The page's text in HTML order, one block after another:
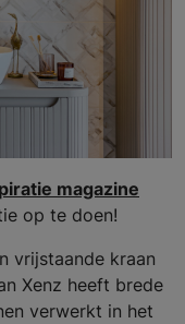
magazine
op te doen!
vrijstaande kraan
Xenz heeft brede
verwerkt in het